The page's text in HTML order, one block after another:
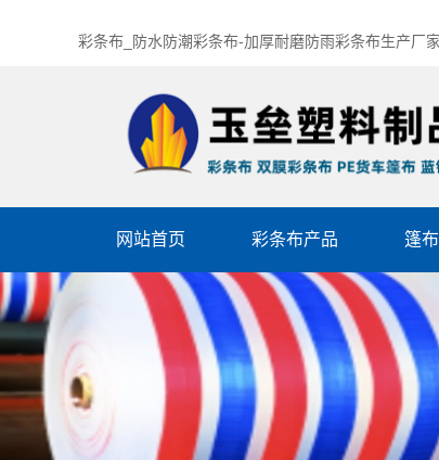
彩条布_防水防潮彩条布-加厚耐磨防雨彩条布生产厂家
网站首页 彩条布产品 篷